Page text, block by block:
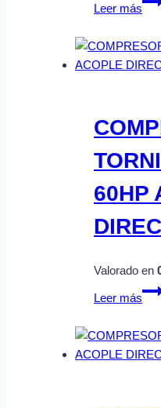
Leer más
60HP
Valorado en
Leer más